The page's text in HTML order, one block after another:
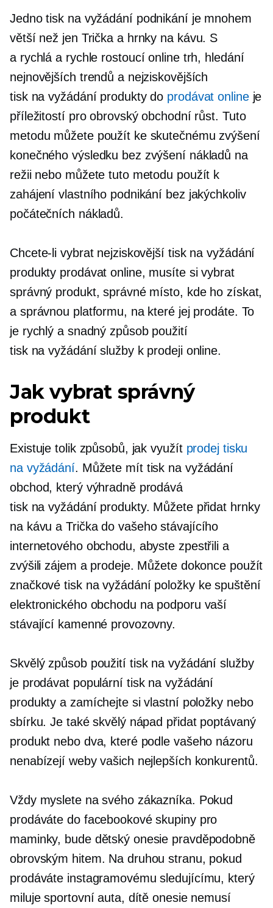
Jednotisk na vyžádánípodnikání je mnohem
větší než jen Trička a hrnky na kávu. S
a rychlá a rychle rostoucí online trh, hledání
nejnovějších trendů a nejziskovějších
tisk na vyžádáníprodukty do prodávat onlineje
příležitostí pro obrovský obchodní růst. Tuto
metodu můžete použít ke skutečnému zvýšení
konečného výsledku bez zvýšení nákladů na
režii nebo můžete tuto metodu použít k
zahájení vlastního podnikání bez jakýchkoliv
počátečních nákladů.
Chcete-li vybrat nejziskovější tisk na vyžádání
produkty prodávat online, musíte si vybrat
správný produkt, správné místo, kde ho získat,
a správnou platformu, na které jej prodáte. To
je rychlý a snadný způsob použití
tisk na vyžádáníslužby k prodeji online.
Jak vybrat správný
produkt
Existuje tolik způsobů, jak využít prodej tisku
na vyžádání. Můžete mít tisk na vyžádání
obchod, který výhradně prodává
tisk na vyžádáníprodukty. Můžete přidat hrnky
na kávu aTričkado vašeho stávajícího
internetového obchodu, abyste zpestřili a
zvýšili zájem a prodeje. Můžete dokonce použít
značkovétisk na vyžádánípoložky ke spuštění
elektronického obchodu na podporu vaší
stávající kamenné provozovny.
Skvělý způsob použití tisk na vyžádání služby
je prodávat populární tisk na vyžádání
produkty a zamíchejte si vlastní položky nebo
sbírku. Je také skvělý nápad přidat poptávaný
produkt nebo dva, které podle vašeho názoru
nenabízejí weby vašich nejlepších konkurentů.
Vždy myslete na svého zákazníka. Pokud
prodáváte do facebookové skupiny pro
maminky, bude dětský onesie pravděpodobně
obrovským hitem. Na druhou stranu, pokud
prodáváte instagramovému sledujícímu, který
miluje sportovní auta, dítě onesie nemusí